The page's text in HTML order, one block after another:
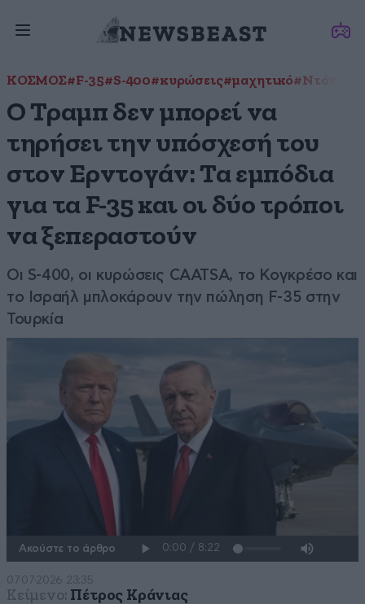
ΚΟΣΜΟΣ#F-35#S-400#κυρώσεις#μαχητικό
Ο Τραμπ δεν μπορεί να
τηρήσει την υπόσχεσή του
στον Ερντογάν: Τα εμπόδια
για τα F-35 και οι δύο τρόποι
να ξεπεραστούν
Οι S-400, οι κυρώσεις CAATSA, το Κογκρέσο και
το Ισραήλ μπλοκάρουν την πώληση F-35 στην
Τουρκία
Ακούστε το άρθρο
07·07·2026 23:35
Κείμενο: Πέτρος Κράνιας